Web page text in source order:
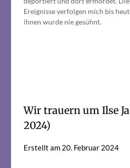
Ereignisse verfolgen mich bis
ihnen wurde nie gesühnt.
Wir trauern um Ilse
2024)
Erstellt am 20. Februar 2024